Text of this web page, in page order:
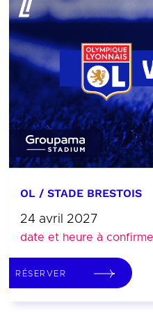
OL / STADE BRESTOIS
24 avril 2027
date et heure à
RÉSERVER